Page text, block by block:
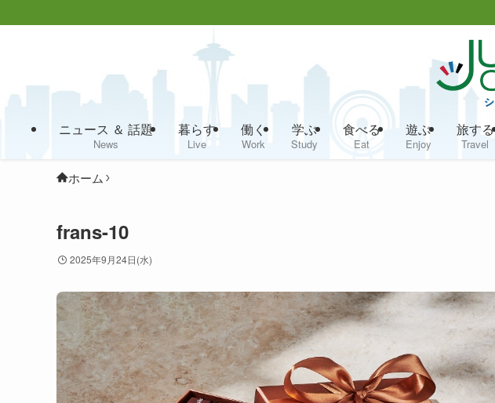
ニュース ＆ 話題
News
暮らす
Live
働く
Work
学ぶ
Study
食べる
Eat
遊ぶ
Enjoy
旅する
Travel
ホーム
frans-10
2025年9月24日(水)